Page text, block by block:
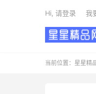
Hi, 请登录 我
当前位置： 星星精